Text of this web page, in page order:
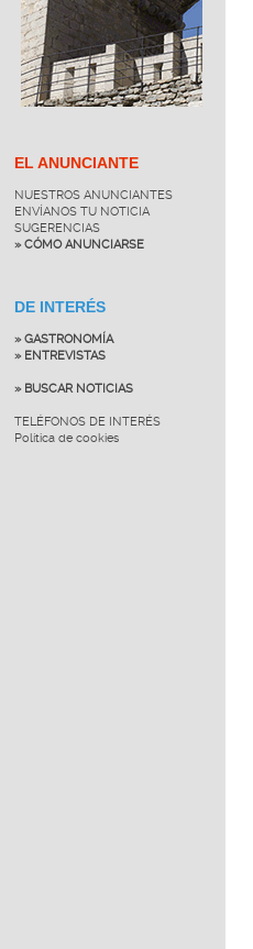
EL ANUNCIANTE
NUESTROS ANUNCIANTES
ENVÍANOS TU NOTICIA
SUGERENCIAS
» CÓMO ANUNCIARSE
DE INTERÉS
» GASTRONOMÍA
» ENTREVISTAS
» BUSCAR NOTICIAS
TELÉFONOS DE INTERÉS
Política de cookies